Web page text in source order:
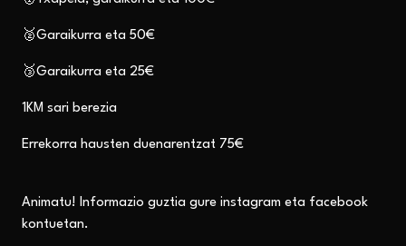
🥈Garaikurra eta 50€
🥉Garaikurra eta 25€
1KM sari berezia
Errekorra hausten duenarentzat 75€
Animatu! Informazio guztia gure instagram eta facebook
kontuetan.